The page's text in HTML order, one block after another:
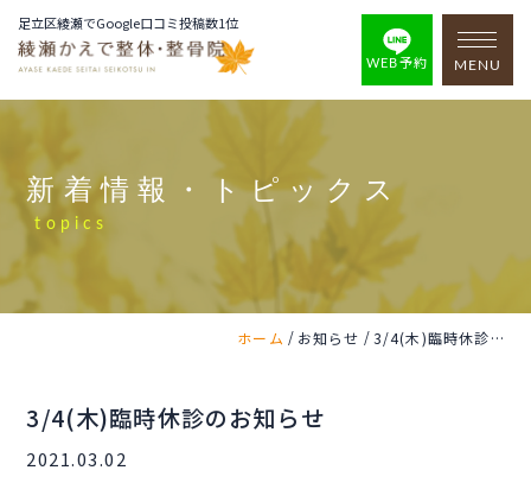
足立区綾瀬でGoogle口コミ投稿数1位
WEB予約 MENU
新着情報・トピックス
topics
ホーム / お知らせ / 3/4(木)臨時休診のお知らせ
3/4(木)臨時休診のお知らせ
2021.03.02